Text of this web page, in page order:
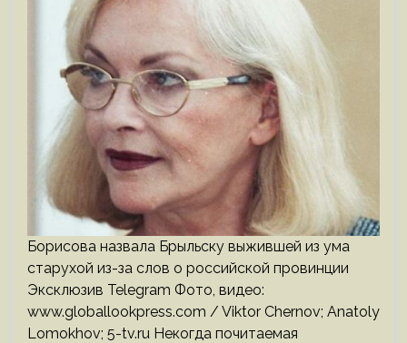
Борисова назвала Брыльску выжившей из ума
старухой из-за слов о российской провинции
Эксклюзив Telegram Фото, видео:
www.globallookpress.com / Viktor Chernov; Anatoly
Lomokhov; 5-tv.ru Некогда почитаемая